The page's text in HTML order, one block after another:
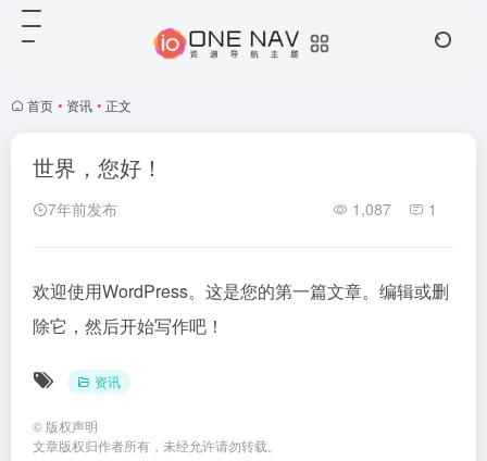
首页 • 资讯 • 正文
世界，您好！
7年前发布 1,087 1
欢迎使用WordPress。这是您的第一篇文章。编辑或删
除它，然后开始写作吧！
资讯
© 版权声明
文章版权归作者所有，未经允许请勿转载。